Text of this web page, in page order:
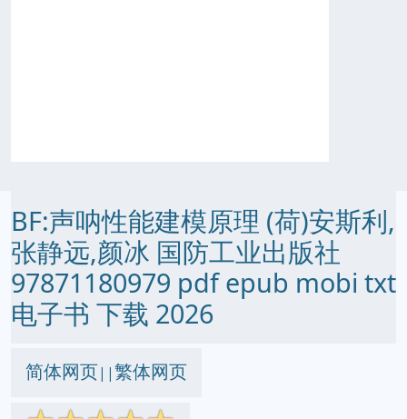
BF:声呐性能建模原理 (荷)安斯利,
张静远,颜冰 国防工业出版社
97871180979 pdf epub mobi txt
电子书 下载 2026
简体网页||繁体网页